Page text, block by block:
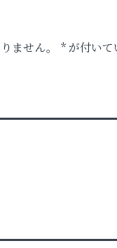
ません。 *が付いて